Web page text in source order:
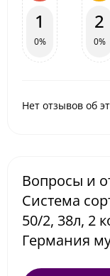
1
0%
2
0%
Нет отзывов об
Вопросы и
Система
50/2, 38л, 2
Германия